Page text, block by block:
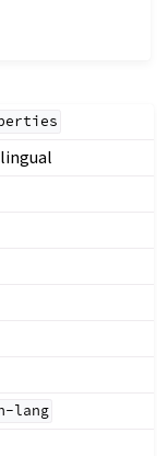
lang